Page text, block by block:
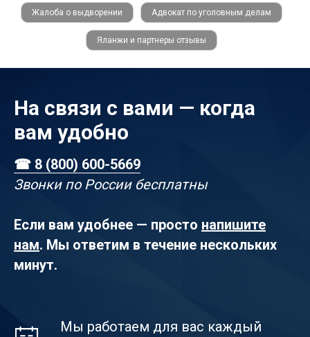
Жалоба о выдворении Адвокат по уголовным делам
Яланжи и партнеры отзывы
На связи с вами — когда
вам удобно
☎ 8 (800) 600-5669
Звонки по России бесплатны
Если вам удобнее — просто напишите
нам. Мы ответим в течение нескольких
минут.
Мы работаем для вас каждый